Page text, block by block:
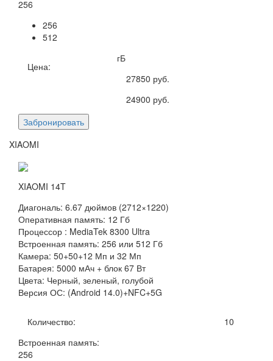
256
256
512
гБ
Цена:
27850 руб.
24900 руб.
Забронировать
XIAOMI
XIAOMI 14T
Диагональ: 6.67 дюймов (2712×1220)
Оперативная память: 12 Гб
Процессор : MediaTek 8300 Ultra
Встроенная память: 256 или 512 Гб
Камера: 50+50+12 Мп и 32 Мп
Батарея: 5000 мАч + блок 67 Вт
Цвета: Черный, зеленый, голубой
Версия ОС: (Android 14.0)+NFC+5G
Количество:
10
Встроенная память:
256